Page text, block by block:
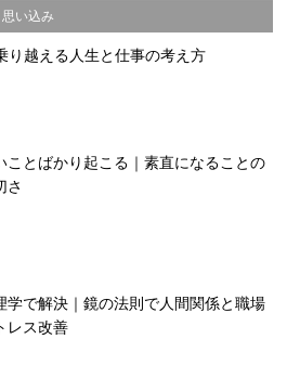
い込み
り越える人生と仕事の考え方
ことばかり起こる｜素直になることの
さ
学で解決｜鏡の法則で人間関係と職場
レス改善